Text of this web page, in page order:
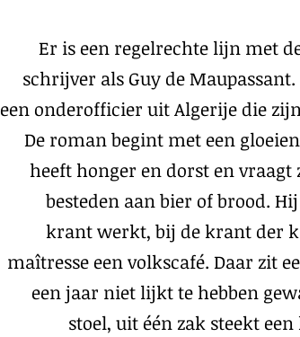
Er is een regelrechte lijn met
schrijver als Guy de
een onderofficier uit Algerije die
De roman begint met een
heeft honger en dorst en
besteden aan bier of brood.
krant werkt, bij de krant der
maîtresse een volkscafé. Daar zit
een jaar niet lijkt te hebben
stoel, uit één zak steekt